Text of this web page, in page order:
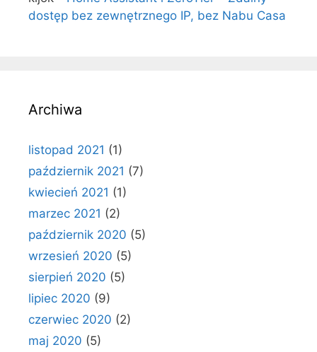
dostęp bez zewnętrznego IP, bez Nabu Casa
Archiwa
listopad 2021 (1)
październik 2021 (7)
kwiecień 2021 (1)
marzec 2021 (2)
październik 2020 (5)
wrzesień 2020 (5)
sierpień 2020 (5)
lipiec 2020 (9)
czerwiec 2020 (2)
maj 2020 (5)